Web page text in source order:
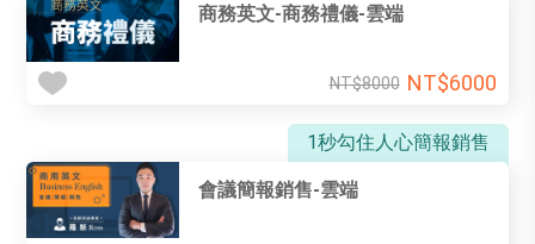
商務英文-商務禮儀-雲端
NT$8000 NT$6000
1秒勾住人心簡報銷售
會議簡報銷售-雲端